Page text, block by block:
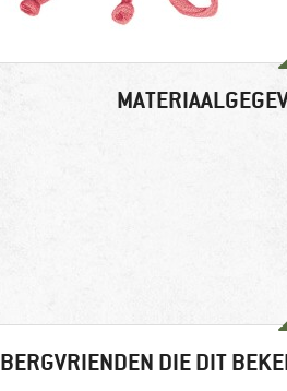
BERGVRIENDEN DIE DIT